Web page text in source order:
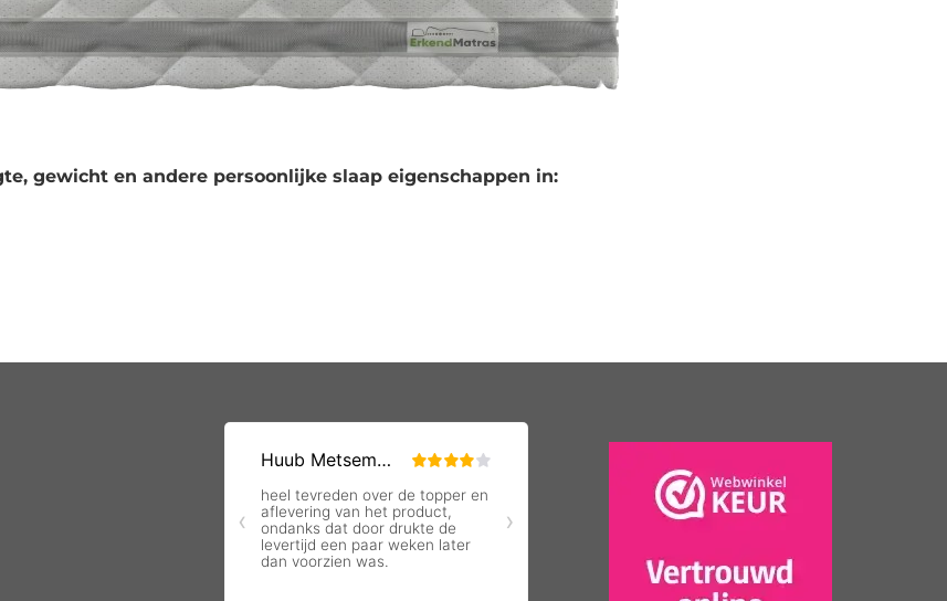
gewicht en andere persoonlijke slaap eigenschappen in: